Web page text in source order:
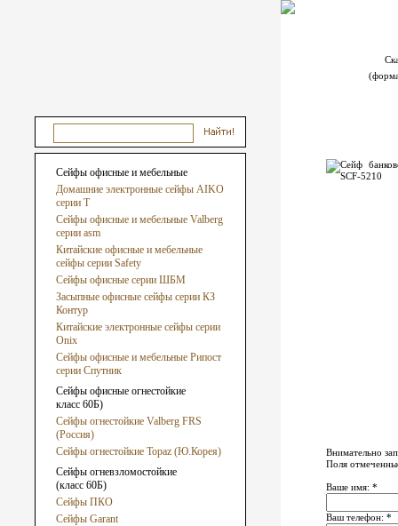
Сейфы офисные и мебельные
Домашние электронные сейфы AIKO
серии Т
Сейфы офисные и мебельные Valberg
серии asm
Китайские офисные и мебельные
сейфы серии Safety
Сейфы офисные серии ШБМ
Засыпные офисные сейфы серии КЗ
Контур
Китайские электронные сейфы серии
Onix
Сейфы офисные и мебельные Рипост
серии Спутник
Сейфы офисные огнестойкие
класс 60Б)
Сейфы огнестойкие Valberg FRS
(Россия)
Сейфы огнестойкие Topaz (Ю.Корея)
Сейфы огневзломостойкие
(класс 60Б)
Сейфы ПКО
Сейфы Garant
Внимательно
Поля
Ваше имя: *
Ваш телефон: *